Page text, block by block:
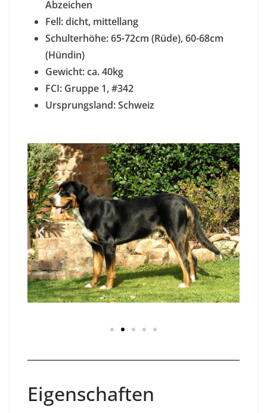
Abzeichen
Fell:dicht, mittellang
Schulterhöhe: 65-72cm (Rüde), 60-68cm
(Hündin)
Gewicht: ca. 40kg
FCI: Gruppe 1, #342
Ursprungsland: Schweiz
Eigenschaften